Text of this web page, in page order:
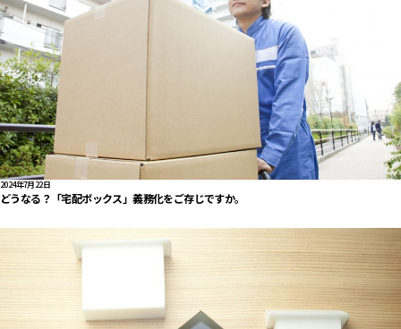
2024年7月22日
どうなる？「宅配ボックス」義務化をご存じですか。